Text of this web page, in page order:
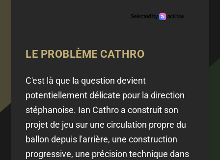
LE PROBLÈME CATHRO
C'est là que la question devient
potentiellement délicate pour la direction
stéphanoise. Ian Cathro a construit son
projet de jeu sur une circulation propre du
ballon depuis l'arrière, une construction
progressive, une précision technique dans